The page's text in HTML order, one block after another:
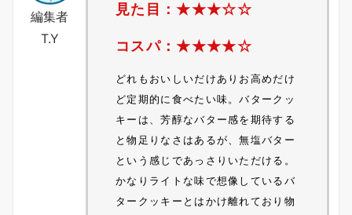
編集者
T.Y
見た目：★★★☆☆
コスパ：★★★★☆
どれもおいしいだけありお高めだけ
ど定期的に食べたい味。バタークッ
キーは、芳醇なバター感を期待する
と物足りなさはあるが、無塩バター
という感じであっさりいただける。
かなりライトな味で想像しているバ
タークッキーとはかけ離れており物